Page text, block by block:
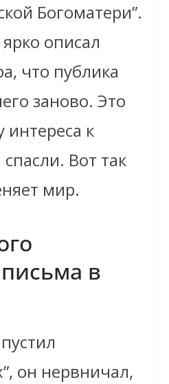
Богоматери”.
описал
что публика
заново. Это
интереса к
Вот так
мир.
в
он нервничал,